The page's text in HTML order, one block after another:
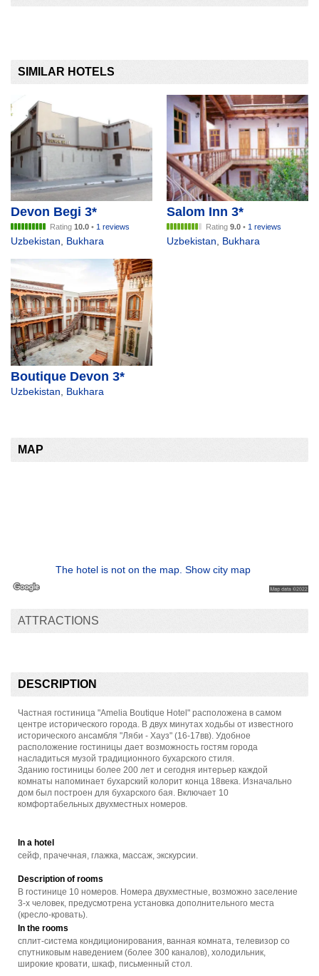
SIMILAR HOTELS
Devon Begi 3*
Rating 10.0 • 1 reviews
Uzbekistan, Bukhara
Salom Inn 3*
Rating 9.0 • 1 reviews
Uzbekistan, Bukhara
Boutique Devon 3*
Uzbekistan Bukhara
MAP
The hotel is not on the map. Show city map
ATTRACTIONS
DESCRIPTION
Частная гостиница "Amelia Boutique Hotel" расположена в самом
центре исторического города. В двух минутах ходьбы от известного
исторического ансамбля "Ляби - Хауз" (16-17вв). Удобное
расположение гостиницы дает возможность гостям города
насладиться музой традиционного бухарского стиля.
Зданию гостиницы более 200 лет и сегодня интерьер каждой
комнаты напоминает бухарский колорит конца 18века. Изначально
дом был построен для бухарского бая. Включает 10
комфортабельных двухместных номеров.
In a hotel
сейф, прачечная, глажка, массаж, экскурсии.
Description of rooms
В гостинице 10 номеров. Номера двухместные, возможно заселение
3-х человек, предусмотрена установка дополнительного места
(кресло-кровать).
In the rooms
сплит-система кондиционирования, ванная комната, телевизор со
спутниковым наведением (более 300 каналов), холодильник,
широкие кровати, шкаф, письменный стол.